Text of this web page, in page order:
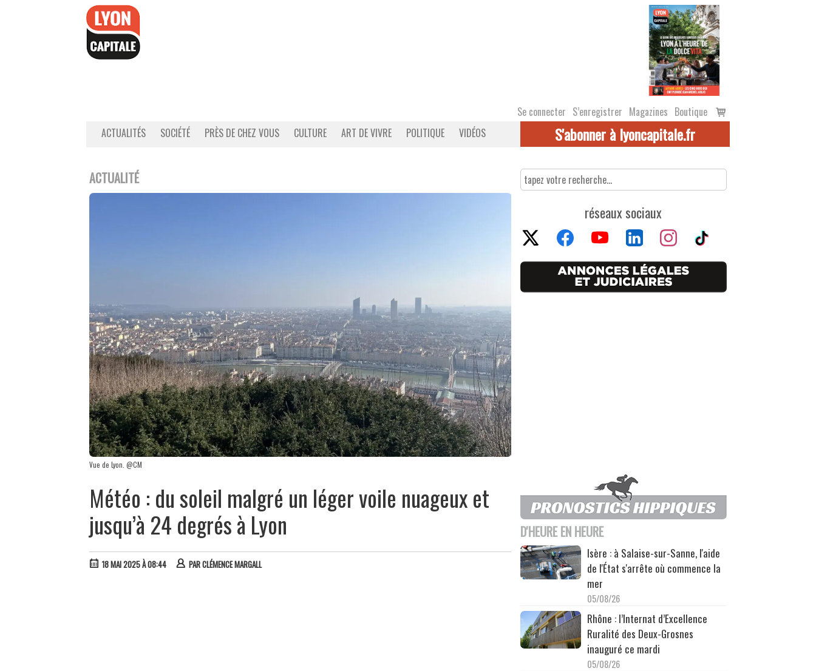
Se connecter S’enregistrer Magazines Boutique
Voir
le
ACTUALITÉS SOCIÉTÉ PRÈS DE CHEZ VOUS CULTURE ART DE VIVRE POLITIQUE VIDÉOS S'abonner à lyoncapitale.fr
ACTUALITÉ
Vue de Lyon. @CM
Météo : du soleil malgré un léger voile nuageux et
jusqu’à 24 degrés à Lyon
18 MAI 2025 À 08:44 PARCLÉMENCE MARGALL
réseaux sociaux
D'HEURE EN HEURE
Isère : à Salaise-sur-Sanne, l'aide
de l'État s'arrête où commence la
mer
05/08/26
Rhône : l’Internat d’Excellence
Ruralité des Deux-Grosnes
inauguré ce mardi
05/08/26